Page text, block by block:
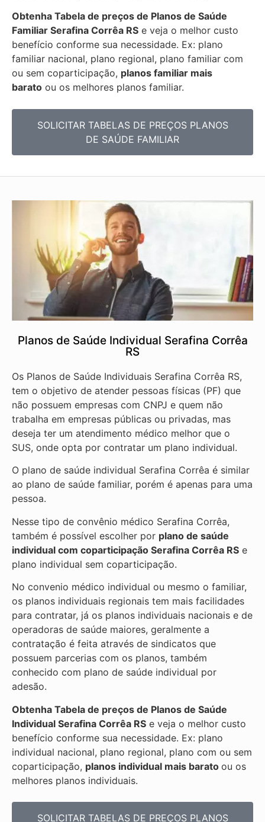
Obtenha Tabela de preços de Planos de Saúde
Familiar Serafina Corrêa RS e veja o melhor custo
benefício conforme sua necessidade. Ex: plano
familiar nacional, plano regional, plano familiar com
ou sem coparticipação, planos familiar mais
barato ou os melhores planos familiar.
SOLICITAR TABELAS DE PREÇOS PLANOS
DE SAÚDE FAMILIAR
Planos de Saúde Individual Serafina Corrêa
RS
Os Planos de Saúde Individuais Serafina Corrêa RS,
tem o objetivo de atender pessoas físicas (PF) que
não possuem empresas com CNPJ e quem não
trabalha em empresas públicas ou privadas, mas
deseja ter um atendimento médico melhor que o
SUS, onde opta por contratar um plano individual.
O plano de saúde individual Serafina Corrêa é similar
ao plano de saúde familiar, porém é apenas para uma
pessoa.
Nesse tipo de convênio médico Serafina Corrêa,
também é possível escolher por plano de saúde
individual com coparticipação Serafina Corrêa RS e
plano individual sem coparticipação.
No convenio médico individual ou mesmo o familiar,
os planos individuais regionais tem mais facilidades
para contratar, já os planos individuais nacionais e de
operadoras de saúde maiores, geralmente a
contratação é feita através de sindicatos que
possuem parcerias com os planos, também
conhecido com plano de saúde individual por
adesão.
Obtenha Tabela de preços de Planos de Saúde
Individual Serafina Corrêa RS e veja o melhor custo
benefício conforme sua necessidade. Ex: plano
individual nacional, plano regional, plano com ou sem
coparticipação, planos individual mais barato ou os
melhores planos individuais.
SOLICITAR TABELAS DE PREÇOS PLANOS